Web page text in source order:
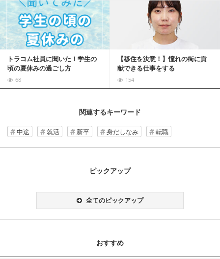
トラコム社員に聞いた！学生の
頃の夏休みの過ごし方
68
【移住を決意！】憧れの街に貢
献できる仕事をする
154
記事を読む
関連するキーワード
中途 就活 新卒 身だしなみ 転職
ピックアップ
全てのピックアップ
おすすめ